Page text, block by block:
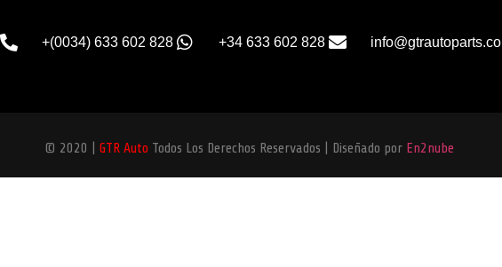
+(0034) 633 602 828 +34 633 602 828
© 2020 | GTR Auto Todos Los Derechos Reservados | Diseñado por En2nube